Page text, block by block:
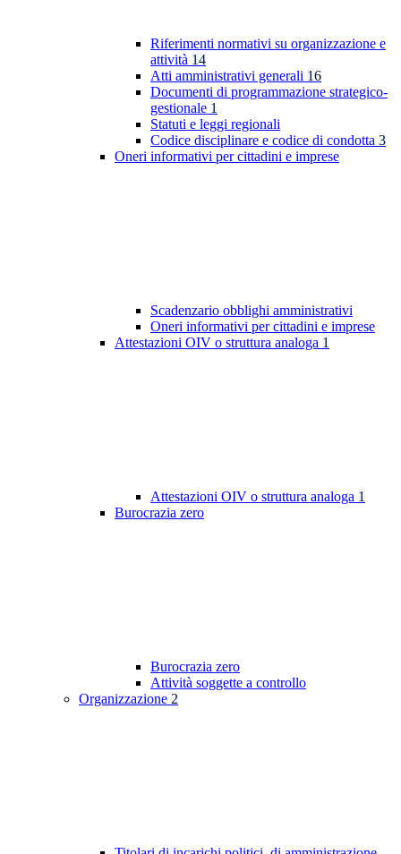
Riferimenti normativi su organizzazione e
attività 14
Atti amministrativi generali 16
Documenti di programmazione strategico-
gestionale 1
Statuti e leggi regionali
Codice disciplinare e codice di condotta 3
Oneri informativi per cittadini e imprese
Scadenzario obblighi amministrativi
Oneri informativi per cittadini e imprese
Attestazioni OIV o struttura analoga 1
Attestazioni OIV o struttura analoga 1
Burocrazia zero
Burocrazia zero
Attività soggette a controllo
Organizzazione 2